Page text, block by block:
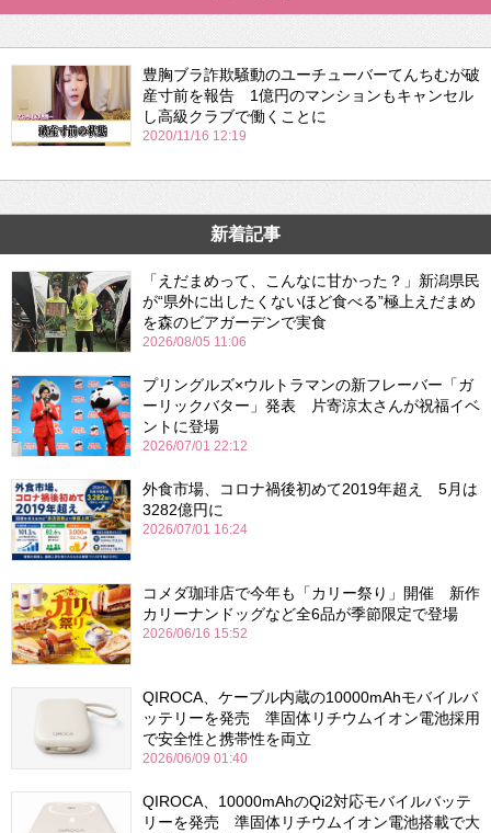
豊胸ブラ詐欺騒動のユーチューバーてんちむが破
産寸前を報告 1億円のマンションもキャンセル
し高級クラブで働くことに
2020/11/16 12:19
新着記事
「えだまめって、こんなに甘かった？」新潟県民
が“県外に出したくないほど食べる”極上えだまめ
を森のビアガーデンで実食
2026/08/05 11:06
プリングルズ×ウルトラマンの新フレーバー「ガ
ーリックバター」発表 片寄涼太さんが祝福イベ
ントに登場
2026/07/01 22:12
外食市場、コロナ禍後初めて2019年超え 5月は
3282億円に
2026/07/01 16:24
コメダ珈琲店で今年も「カリー祭り」開催 新作
カリーナンドッグなど全6品が季節限定で登場
2026/06/16 15:52
QIROCA、ケーブル内蔵の10000mAhモバイルバ
ッテリーを発売 準固体リチウムイオン電池採用
で安全性と携帯性を両立
2026/06/09 01:40
QIROCA、10000mAhのQi2対応モバイルバッテ
リーを発売 準固体リチウムイオン電池搭載で大